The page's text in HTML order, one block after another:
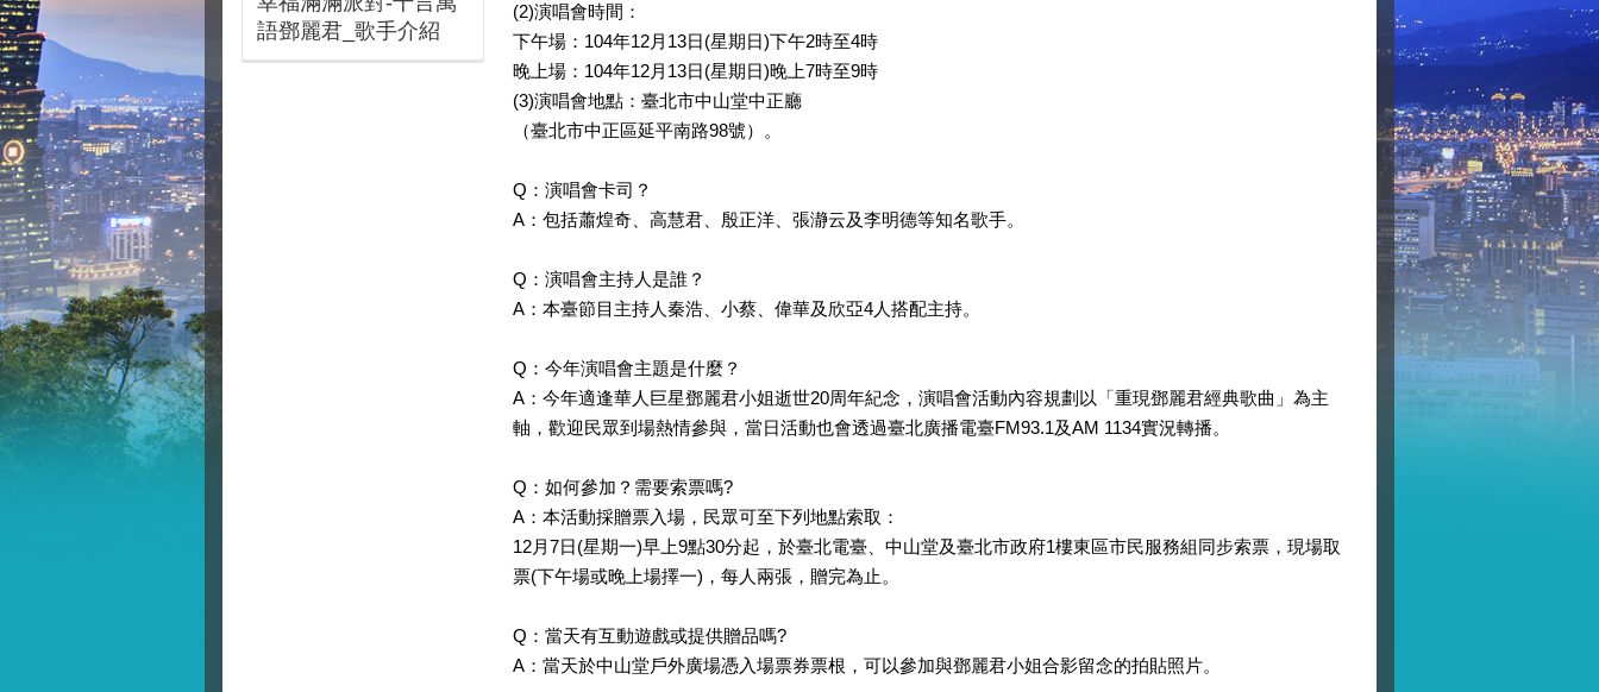
語鄧麗君_歌手介紹
(2)演唱會時間：
下午場：104年12月13日(星期日)下午2時至4時
晚上場：104年12月13日(星期日)晚上7時至9時
(3)演唱會地點：臺北市中山堂中正廳
（臺北市中正區延平南路98號）。
Q：演唱會卡司？
A：包括蕭煌奇、高慧君、殷正洋、張瀞云及李明德等知名歌手。
Q：演唱會主持人是誰？
A：本臺節目主持人秦浩、小蔡、偉華及欣亞4人搭配主持。
Q：今年演唱會主題是什麼？
A：今年適逢華人巨星鄧麗君小姐逝世20周年紀念，演唱會活動內容規劃以「重現鄧麗君經典歌曲」為主
軸，歡迎民眾到場熱情參與，當日活動也會透過臺北廣播電臺FM93.1及AM 1134實況轉播。
Q：如何參加？需要索票嗎?
A：本活動採贈票入場，民眾可至下列地點索取：
12月7日(星期一)早上9點30分起，於臺北電臺、中山堂及臺北市政府1樓東區市民服務組同步索票，現場取
票(下午場或晚上場擇一)，每人兩張，贈完為止。
Q：當天有互動遊戲或提供贈品嗎?
A：當天於中山堂戶外廣場憑入場票券票根，可以參加與鄧麗君小姐合影留念的拍貼照片。